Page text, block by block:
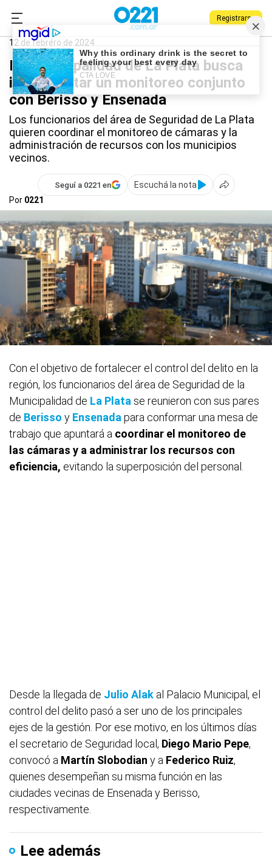
Registrarse
0221.com.ar
La Plata
12 de febrero de 2024
La Municipalidad de La Plata busca
implementar un monitoreo conjunto
con Berisso y Ensenada
Los funcionarios del área de Seguridad de La Plata
quieren coordinar el monitoreo de cámaras y la
administración de recursos con los municipios
vecinos.
Seguí a 0221 en
Escuchá la nota
Por 0221
Con el objetivo de fortalecer el control del delito en la
región, los funcionarios del área de Seguridad de la
Municipalidad de La Plata se reunieron con sus pares
de Berisso y Ensenada para conformar una mesa de
trabajo que apuntará a coordinar el monitoreo de
las cámaras y a administrar los recursos con
eficiencia, evitando la superposición del personal.
Desde la llegada de Julio Alak al Palacio Municipal, el
control del delito pasó a ser uno de los principales
ejes de la gestión. Por ese motivo, en los últimos días
el secretario de Seguridad local, Diego Mario Pepe,
convocó a Martín Slobodian y a Federico Ruiz,
quienes desempeñan su misma función en las
ciudades vecinas de Ensenada y Berisso,
respectivamente.
Lee además